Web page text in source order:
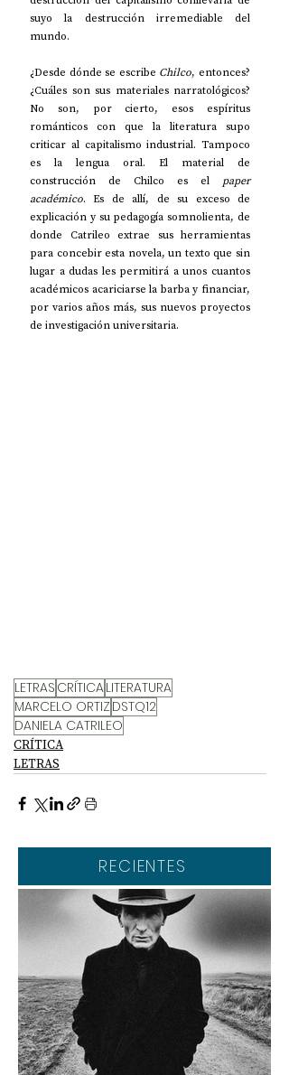
suyo la destrucción irremediable del
mundo.
¿Desde dónde se escribe Chilco, entonces?
¿Cuáles son sus materiales narratológicos?
No son, por cierto, esos espíritus
románticos con que la literatura supo
criticar al capitalismo industrial. Tampoco
es la lengua oral. El material de
construcción de Chilco es el paper
académico. Es de allí, de su exceso de
explicación y su pedagogía somnolienta, de
donde Catrileo extrae sus herramientas
para concebir esta novela, un texto que sin
lugar a dudas les permitirá a unos cuantos
académicos acariciarse la barba y financiar,
por varios años más, sus nuevos proyectos
de investigación universitaria.
LETRAS CRÍTICALITERATURA
MARCELO ORTIZ DSTQ12
DANIELA CATRILEO
CRÍTICA
LETRAS
RECIENTES